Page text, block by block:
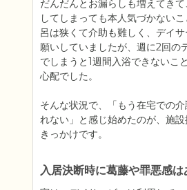
だんだんとお漏らしも増えてき
してしまっても本人気づかない
呂は狭くて介助も難しく、デイ
願いしていましたが、週に2回の
でしまうと1週間入浴できないこ
心配でした。
そんな状況で、「もう在宅での
れない」と感じ始めたのが、施
きっかけです。
入居決断時に葛藤や罪悪感は